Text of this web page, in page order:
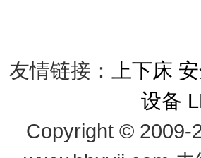
友情链接： 上下床
设备
Copyright © 2009-